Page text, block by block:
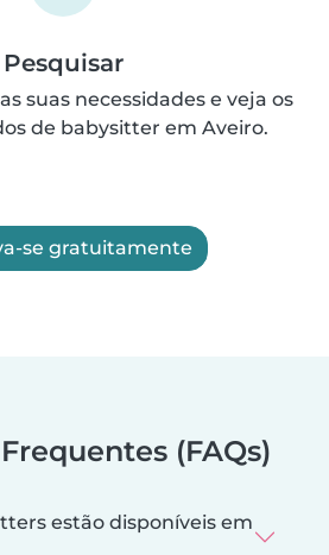
Pesquisar
suas necessidades e veja os
de babysitter em Aveiro.
se gratuitamente
(FAQs)
estão disponíveis em